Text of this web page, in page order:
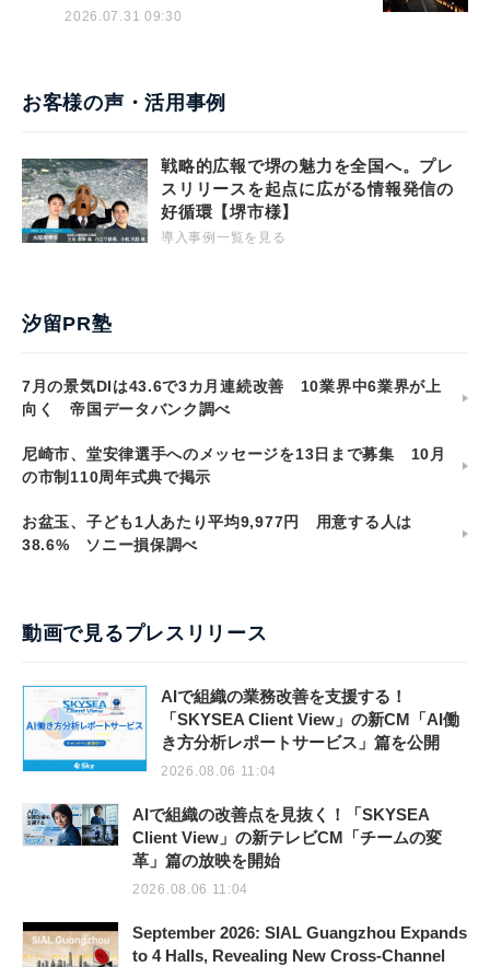
2026.07.31 09:30
お客様の声・活用事例
戦略的広報で堺の魅力を全国へ。プレ
スリリースを起点に広がる情報発信の
好循環【堺市様】
導入事例一覧を見る
汐留PR塾
7月の景気DIは43.6で3カ月連続改善 10業界中6業界が上
向く 帝国データバンク調べ
尼崎市、堂安律選手へのメッセージを13日まで募集 10月
の市制110周年式典で掲示
お盆玉、子ども1人あたり平均9,977円 用意する人は
38.6% ソニー損保調べ
動画で見るプレスリリース
AIで組織の業務改善を支援する！
「SKYSEA Client View」の新CM「AI働
き方分析レポートサービス」篇を公開
2026.08.06 11:04
AIで組織の改善点を見抜く！「SKYSEA
Client View」の新テレビCM「チームの変
革」篇の放映を開始
2026.08.06 11:04
September 2026: SIAL Guangzhou Expands
to 4 Halls, Revealing New Cross-Channel